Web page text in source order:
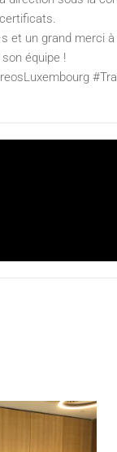
et un grand merci
équipe !